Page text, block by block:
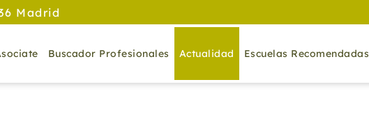
Madrid
Buscador Profesionales Actualidad Escuelas Recomendadas